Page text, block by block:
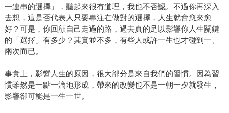
一連串的選擇」，聽起來很有道理，我也不否認。不過你再深入
去想，這是否代表人只要專注在做對的選擇，人生就會愈來愈
好？可是，你回顧自己走過的路，過去真的足以影響你人生關鍵
的「選擇」有多少？其實並不多，有些人或許一生也才碰到一、
兩次而已。
事實上，影響人生的原因，很大部分是來自我們的習慣。因為習
慣雖然是一點一滴地形成，帶來的改變也不是一朝一夕就發生，
影響卻可能是一生一世。